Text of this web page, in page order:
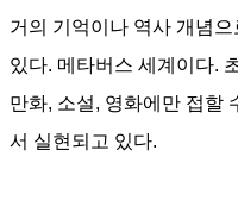
거의 기억이나 역사 개념
있다. 메타버스 세계이다.
만화, 소설, 영화에만 접할
서 실현되고 있다.